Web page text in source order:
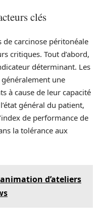
clés
carcinose péritonéale
critiques. Tout d’abord,
déterminant. Les
une
à cause de leur capacité
général du patient,
de performance de
la tolérance aux
d’ateliers